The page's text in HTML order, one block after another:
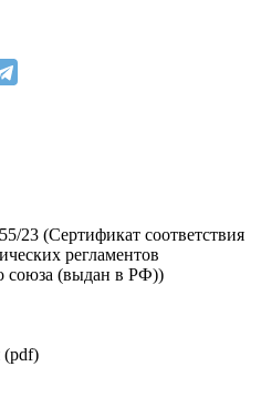
(Сертификат соответствия
регламентов
союза (выдан в РФ))
(pdf)